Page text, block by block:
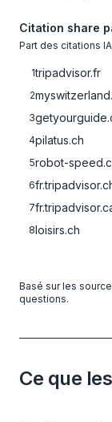
Citation share
Part des citations
1tripadvisor.fr
2
3
4pilatus.ch
5robot-
6
7
8loisirs.ch
Basé sur les
questions.
Ce que